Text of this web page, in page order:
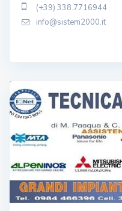
(+39) 338.7716944
info@sistem2000.it